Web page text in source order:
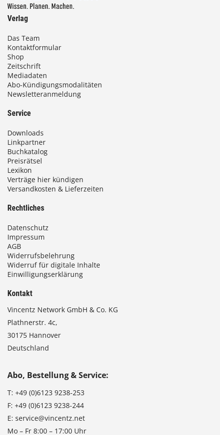
Verlag
Das Team
Kontaktformular
Shop
Zeitschrift
Mediadaten
Abo-Kündigungsmodalitäten
Newsletteranmeldung
Service
Downloads
Linkpartner
Buchkatalog
Preisrätsel
Lexikon
Verträge hier kündigen
Versandkosten & Lieferzeiten
Rechtliches
Datenschutz
Impressum
AGB
Widerrufsbelehrung
Widerruf für digitale Inhalte
Einwilligungserklärung
Kontakt
Vincentz Network GmbH & Co. KG
Plathnerstr. 4c,
30175 Hannover
Deutschland
Abo, Bestellung & Service:
T: +49 (0)6123 9238-253
F: +49 (0)6123 9238-244
E: service@vincentz.net
Mo – Fr 8:00 – 17:00 Uhr